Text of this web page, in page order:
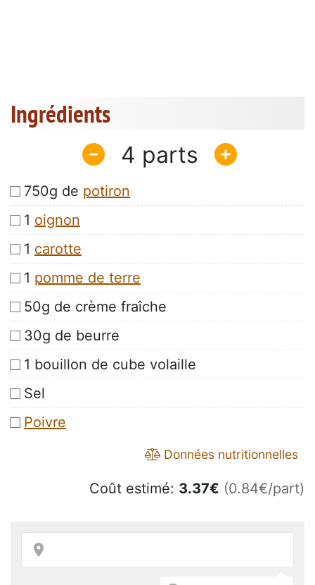
Ingrédients
4
750g de potiron
1 oignon
1 carotte
1 pomme de terre
50g de crème fraîche
30g de beurre
1 bouillon de cube volaille
Sel
Poivre
Données nutritionnelles
Coût estimé: 3.37€ (0.84€/part)